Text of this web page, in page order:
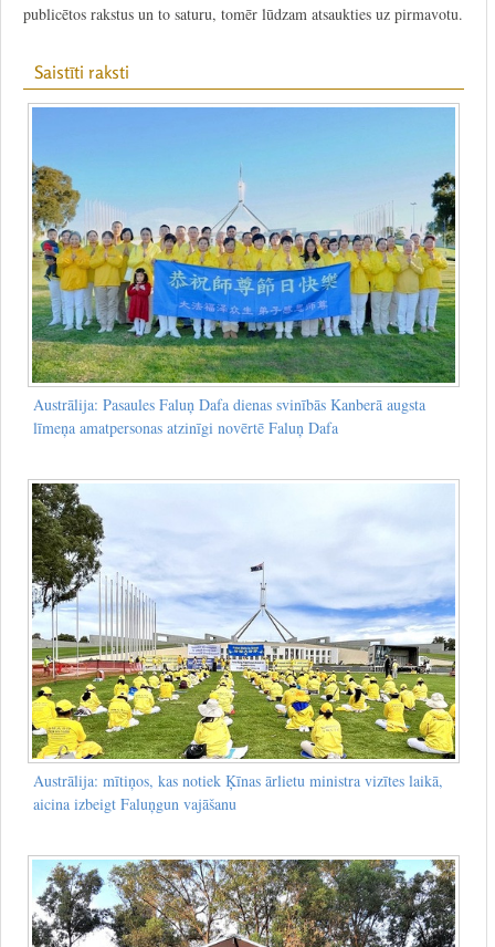
publicētos rakstus un to saturu, tomēr lūdzam atsaukties uz pirmavotu.
Saistīti raksti
Austrālija: Pasaules Faluņ Dafa dienas svinībās Kanberā augsta
līmeņa amatpersonas atzinīgi novērtē Faluņ Dafa
Austrālija: mītiņos, kas notiek Ķīnas ārlietu ministra vizītes laikā,
aicina izbeigt Faluņgun vajāšanu